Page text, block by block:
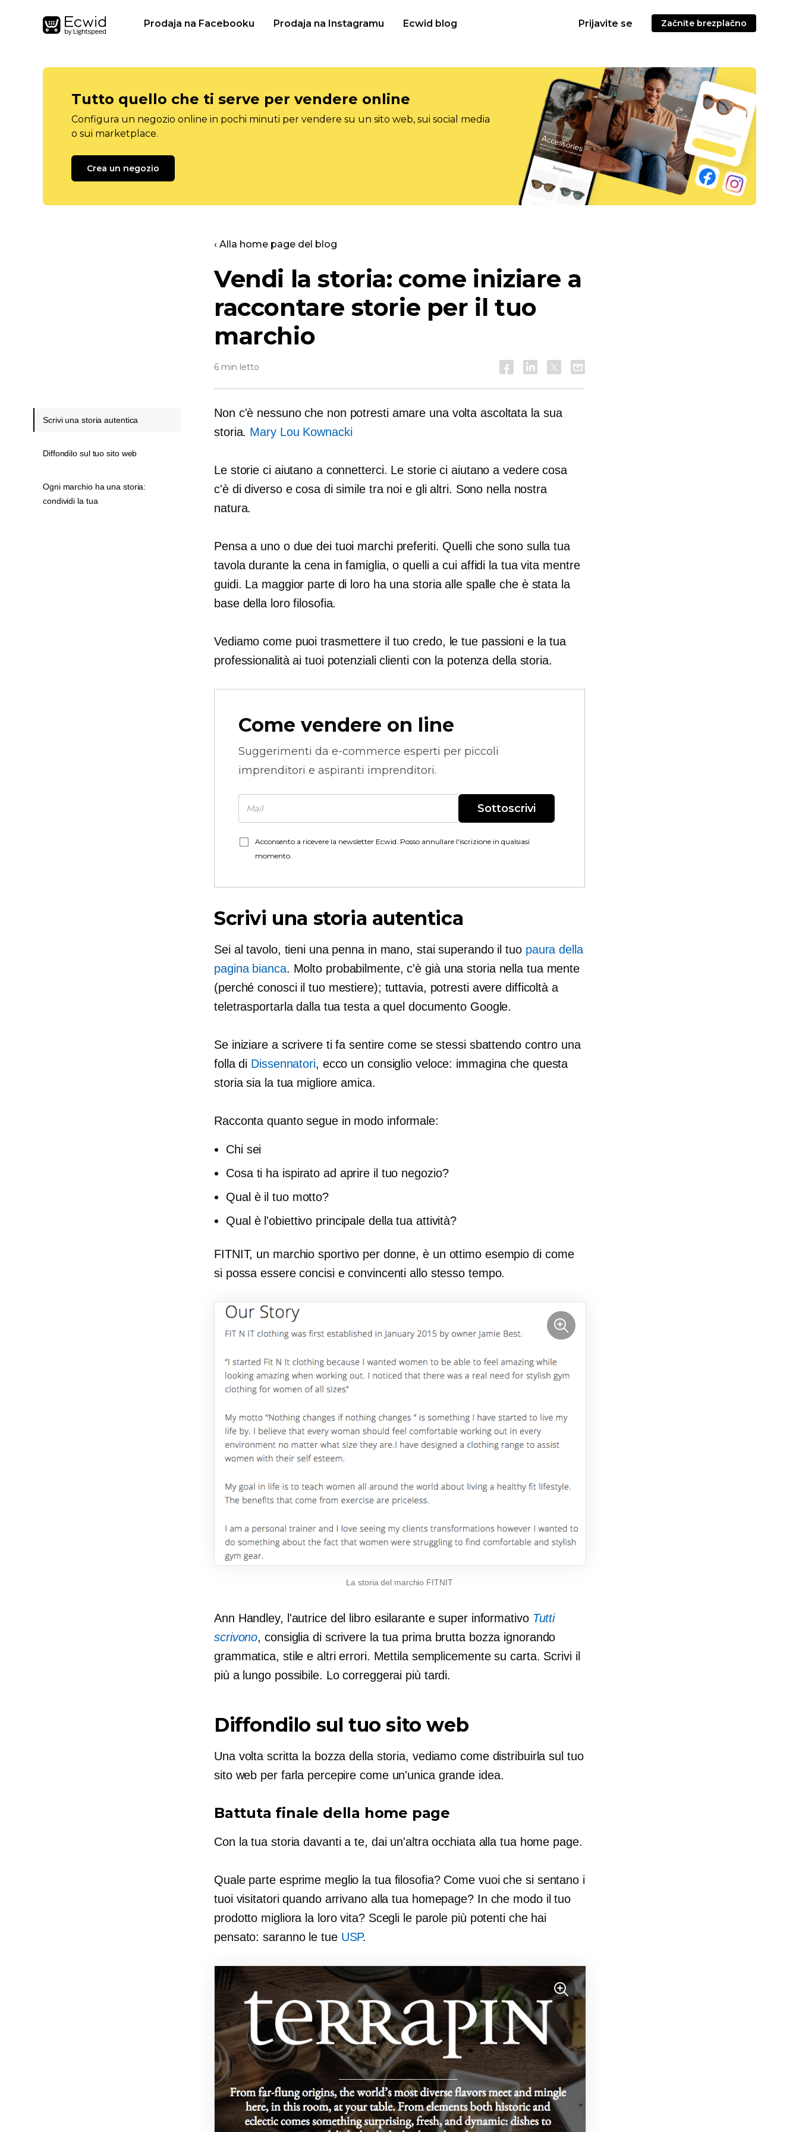
Prodaja na Facebooku Prodaja na Instagramu Ecwid blog Prijavite se Začnite brezplačno
Tutto quello che ti serve per vendere online
Configura un negozio online in pochi minuti per vendere su un sito web, sui social media
o sui marketplace.
Crea un negozio
‹ Alla home page del blog
Vendi la storia: come iniziare a
raccontare storie per il tuo
marchio
6 min letto
Non c'è nessuno che non potresti amare una volta ascoltata la sua
storia. Mary Lou Kownacki
Le storie ci aiutano a connetterci. Le storie ci aiutano a vedere cosa
c'è di diverso e cosa di simile tra noi e gli altri. Sono nella nostra
natura.
Pensa a uno o due dei tuoi marchi preferiti. Quelli che sono sulla tua
tavola durante la cena in famiglia, o quelli a cui affidi la tua vita mentre
guidi. La maggior parte di loro ha una storia alle spalle che è stata la
base della loro filosofia.
Vediamo come puoi trasmettere il tuo credo, le tue passioni e la tua
professionalità ai tuoi potenziali clienti con la potenza della storia.
Come vendere on line
Suggerimenti da e-commerce esperti per piccoli
imprenditori e aspiranti imprenditori.
Sottoscrivi
Acconsento a ricevere la newsletter Ecwid. Posso annullare l'iscrizione in qualsiasi
momento.
Scrivi una storia autentica
Sei al tavolo, tieni una penna in mano, stai superando il tuo paura della
pagina bianca. Molto probabilmente, c'è già una storia nella tua mente
(perché conosci il tuo mestiere); tuttavia, potresti avere difficoltà a
teletrasportarla dalla tua testa a quel documento Google.
Se iniziare a scrivere ti fa sentire come se stessi sbattendo contro una
folla di Dissennatori, ecco un consiglio veloce: immagina che questa
storia sia la tua migliore amica.
Racconta quanto segue in modo informale:
Chi sei
Cosa ti ha ispirato ad aprire il tuo negozio?
Qual è il tuo motto?
Qual è l'obiettivo principale della tua attività?
FITNIT, un marchio sportivo per donne, è un ottimo esempio di come
si possa essere concisi e convincenti allo stesso tempo.
La storia del marchio FITNIT
Ann Handley, l'autrice del libro esilarante e super informativo Tutti
scrivono, consiglia di scrivere la tua prima brutta bozza ignorando
grammatica, stile e altri errori. Mettila semplicemente su carta. Scrivi il
più a lungo possibile. Lo correggerai più tardi.
Diffondilo sul tuo sito web
Una volta scritta la bozza della storia, vediamo come distribuirla sul tuo
sito web per farla percepire come un'unica grande idea.
Battuta finale della home page
Con la tua storia davanti a te, dai un'altra occhiata alla tua home page.
Quale parte esprime meglio la tua filosofia? Come vuoi che si sentano i
tuoi visitatori quando arrivano alla tua homepage? In che modo il tuo
prodotto migliora la loro vita? Scegli le parole più potenti che hai
pensato: saranno le tue USP.
Scrivi una storia autentica
Diffondilo sul tuo sito web
Ogni marchio ha una storia:
condividi la tua